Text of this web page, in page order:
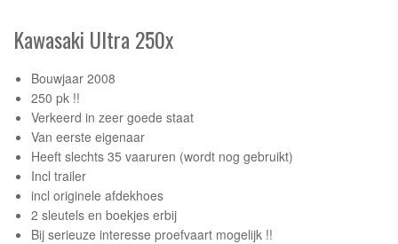
Kawasaki Ultra 250x
Bouwjaar 2008
250 pk !!
Verkeerd in zeer goede staat
Van eerste eigenaar
Heeft slechts 35 vaaruren (wordt nog gebruikt)
Incl trailer
incl originele afdekhoes
2 sleutels en boekjes erbij
Bij serieuze interesse proefvaart mogelijk !!